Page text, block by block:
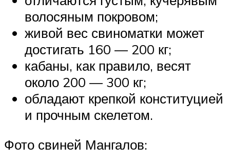
волосяным покровом;
живой вес свиноматки может
достигать 160 — 200 кг;
кабаны, как правило, весят
около 200 — 300 кг;
обладают крепкой конституцией
и прочным скелетом.
Фото свиней Мангалов: